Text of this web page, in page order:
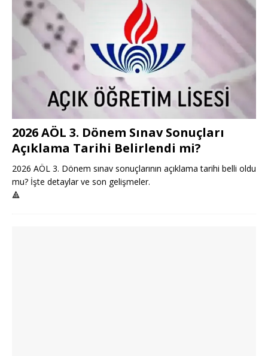
2026 AÖL 3. Dönem Sınav Sonuçları
Açıklama Tarihi Belirlendi mi?
2026 AÖL 3. Dönem sınav sonuçlarının açıklama tarihi belli oldu
mu? İşte detaylar ve son gelişmeler.
🔺